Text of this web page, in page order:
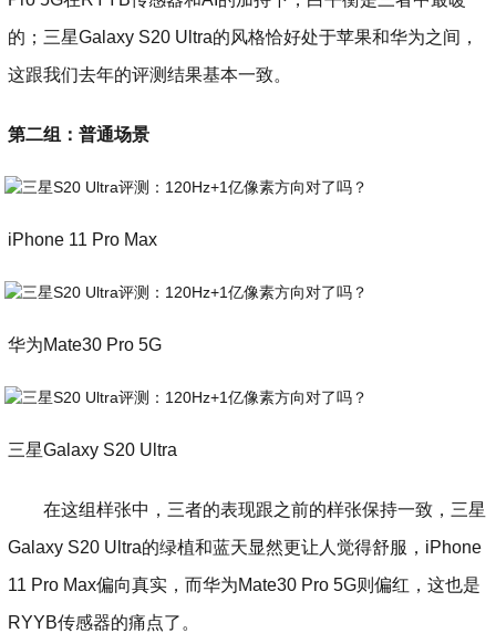
的；三星Galaxy S20 Ultra的风格恰好处于苹果和华为之间，
这跟我们去年的评测结果基本一致。
第二组：普通场景
iPhone 11 Pro Max
华为Mate30 Pro 5G
三星Galaxy S20 Ultra
在这组样张中，三者的表现跟之前的样张保持一致，三星
Galaxy S20 Ultra的绿植和蓝天显然更让人觉得舒服，iPhone
11 Pro Max偏向真实，而华为Mate30 Pro 5G则偏红，这也是
RYYB传感器的痛点了。